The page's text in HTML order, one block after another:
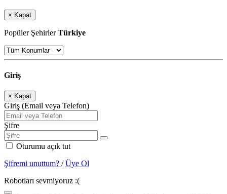
× Kapat
Popüler ŞehirlerTürkiye
Giriş
× Kapat
Giriş (Email veya Telefon)
Şifre
Oturumu açık tut
Şifremi unuttum? /Üye Ol
Robotları sevmiyoruz :(